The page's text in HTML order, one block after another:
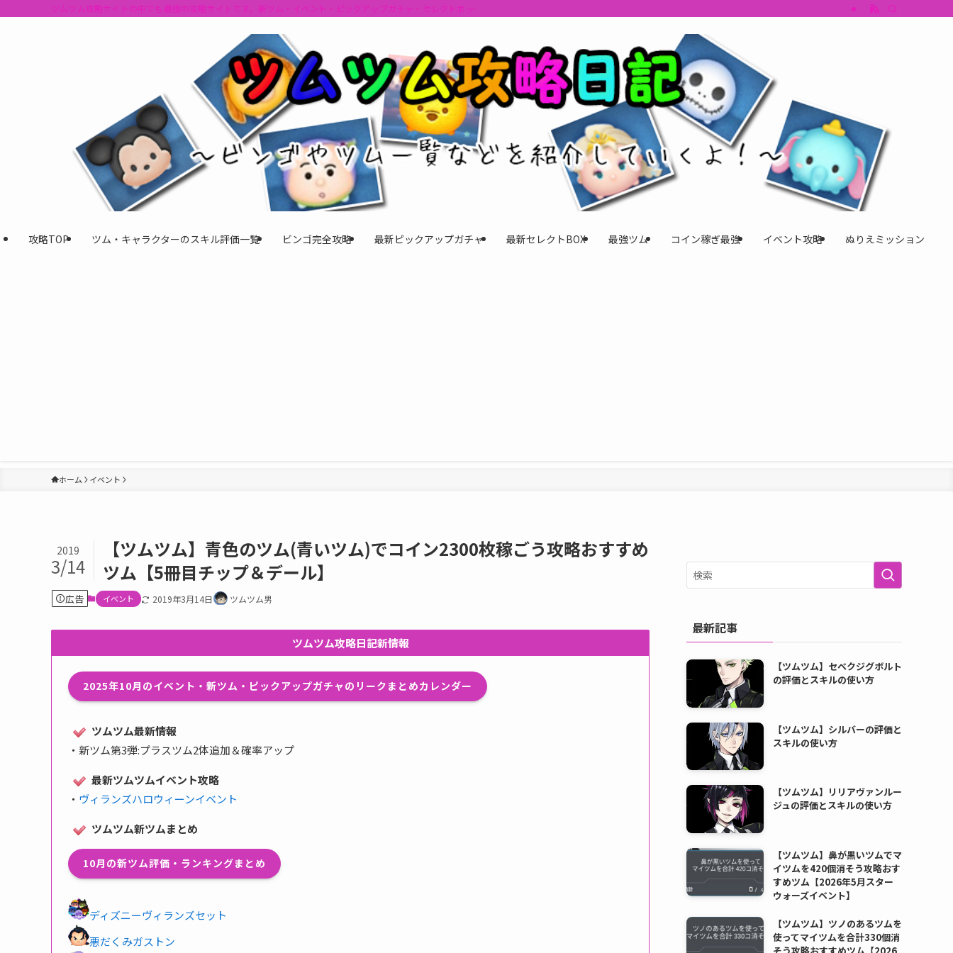
ツムツム攻略サイトの中でも最強の攻略サイトです。新ツム・イベント・ピックアップガチャ・セレクトボックスの情報を最速で提供しビンゴのおすすめツム・キャラ評価も丁寧に解説。ツムツムイベント、ツムツム攻略、ツムツ
攻略TOP ツム・キャラクターのスキル評価一覧 ビンゴ完全攻略 最新ピックアップガチャ 最新セレクトBOX 最強ツム コイン稼ぎ最強 イベント攻略 ぬりえミッション
ホーム イベント
【ツムツム】青色のツム(青いツム)でコイン2300枚稼ごう攻略おすすめ
ツム【5冊目チップ＆デール】
2019
3/14
広告 イベント 2019年3月14日 ツムツム男
ツムツム攻略日記新情報
2025年10月のイベント・新ツム・ピックアップガチャのリークまとめカレンダー
ツムツム最新情報
・ 新ツム第3弾:プラスツム2体追加＆確率アップ
最新ツムツムイベント攻略
・ ヴィランズハロウィーンイベント
ツムツム新ツムまとめ
10月の新ツム評価・ランキングまとめ
ディズニーヴィランズセット
悪だくみガストン
最新記事
【ツムツム】セベクジグボルト
の評価とスキルの使い方
【ツムツム】シルバーの評価と
スキルの使い方
【ツムツム】リリアヴァンルー
ジュの評価とスキルの使い方
【ツムツム】鼻が黒いツムでマ
イツムを420個消そう攻略おす
すめツム【2026年5月スター
ウォーズイベント】
【ツムツム】ツノのあるツムを
使ってマイツムを合計330個消